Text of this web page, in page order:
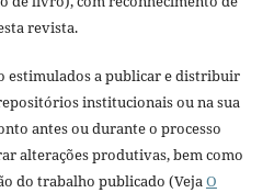
revista.
estimulados a publicar e distribuir
institucionais ou na sua
antes ou durante o processo
alterações produtivas, bem como
do trabalho publicado (VejaO